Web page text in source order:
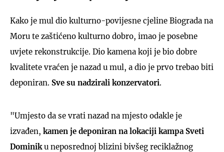
Kako je mul dio kulturno-povijesne cjeline Biograda na
Moru te zaštićeno kulturno dobro, imao je posebne
uvjete rekonstrukcije. Dio kamena koji je bio dobre
kvalitete vraćen je nazad u mul, a dio je prvo trebao biti
deponiran. Sve su nadzirali konzervatori.
"Umjesto da se vrati nazad na mjesto odakle je
izvađen, kamen je deponiran na lokaciji kampa Sveti
Dominiku neposrednoj blizini bivšeg reciklažnog